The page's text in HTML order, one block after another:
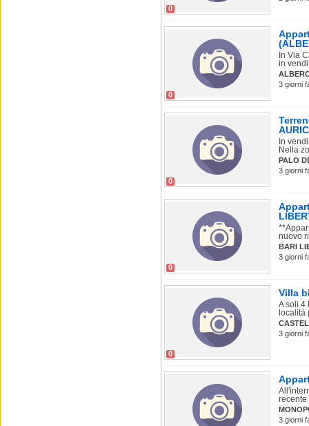
0
0
In Via
in
3 giorni
0
In
Nella
PALO
3 giorni
0
nuovo
BARI
3 giorni
0
Villa
A soli 4
località
3 giorni
recente
3 giorni